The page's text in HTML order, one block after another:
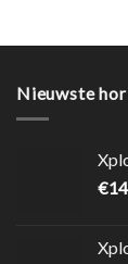
Nieuwste
€